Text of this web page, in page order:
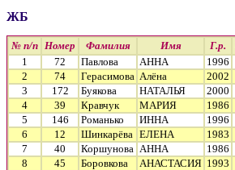
ЖБ
№ п/п Номер Фамилия Имя Г.р.
1
72 Павлова АННА 1996
2
74 Герасимова Алёна 2002
3
172 Буякова НАТАЛЬЯ 2000
4
39 Кравчук МАРИЯ 1986
5
146 Романько ИННА 1996
6
12 Шинкарёва ЕЛЕНА 1983
7
40 Коршунова АННА 1986
8
45 Боровкова АНАСТАСИЯ 1993